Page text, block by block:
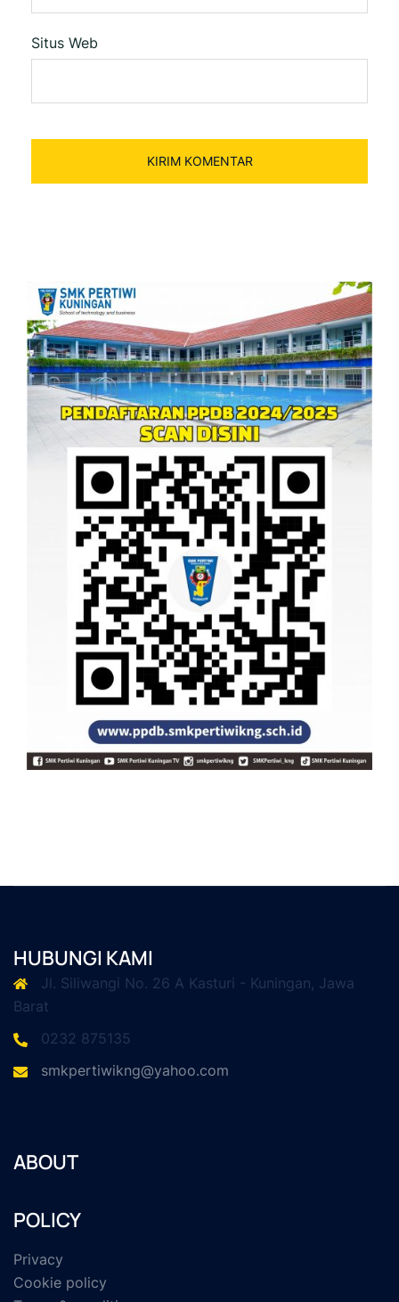
Situs Web
HUBUNGI KAMI
Jl. Siliwangi No. 26 A Kasturi - Kuningan, Jawa
Barat
0232 875135
smkpertiwikng@yahoo.com
ABOUT
POLICY
Privacy
Cookie policy